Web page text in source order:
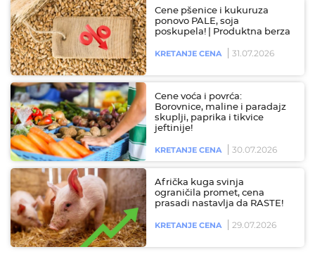
Cene pšenice i kukuruza
ponovo PALE, soja
poskupela! | Produktna berza
KRETANJE CENA 31.07.2026
Cene voća i povrća:
Borovnice, maline i paradajz
skuplji, paprika i tikvice
jeftinije!
KRETANJE CENA 30.07.2026
Afrička kuga svinja
ograničila promet, cena
prasadi nastavlja da RASTE!
KRETANJE CENA 29.07.2026